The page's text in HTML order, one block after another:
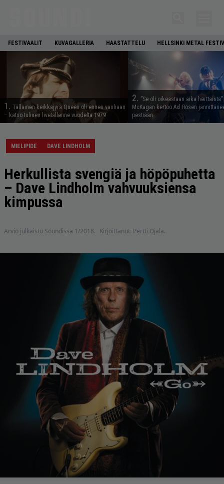
FESTIVAALIT KUVAGALLERIA HAASTATTELU HELLSINKI METAL
1. Tällainen keikkajyrä Queen oli ennen vanhaan
– katso tulinen livetallenne vuodelta 1979
2. ”Se oli oikeastaan aika
McKagan kertoo Axl Rosen
pestiään
MIELIPIDE DAVE LINDHOLM
Herkullista svengiä ja höpöpuhetta
– Dave Lindholm vahvuuksiensa
kimpussa
Arvio julkaistu Soundissa 1/2018. Kirjoittanut: Pertti Ojala.